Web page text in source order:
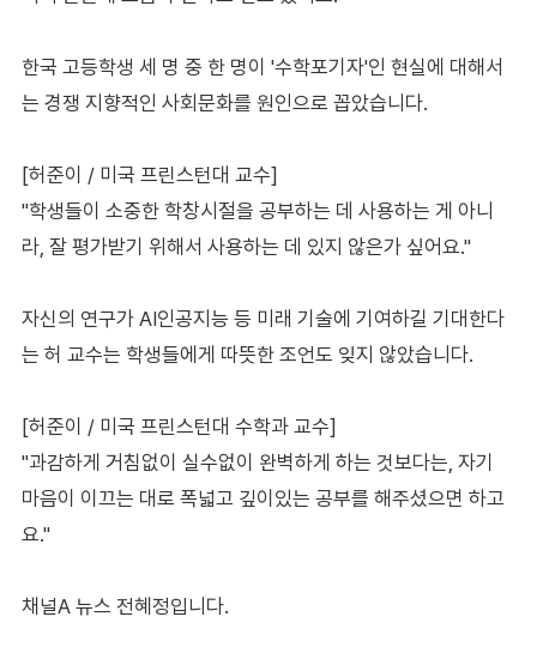
한국 고등학생 세 명 중 한 명이 '수학포기자'인 현실에 대해서
는 경쟁 지향적인 사회문화를 원인으로 꼽았습니다.
[허준이 / 미국 프린스턴대 교수]
"학생들이 소중한 학창시절을 공부하는 데 사용하는 게 아니
라, 잘 평가받기 위해서 사용하는 데 있지 않은가 싶어요."
자신의 연구가 AI인공지능 등 미래 기술에 기여하길 기대한다
는 허 교수는 학생들에게 따뜻한 조언도 잊지 않았습니다.
[허준이 / 미국 프린스턴대 수학과 교수]
"과감하게 거침없이 실수없이 완벽하게 하는 것보다는, 자기
마음이 이끄는 대로 폭넓고 깊이있는 공부를 해주셨으면 하고
요."
채널A 뉴스 전혜정입니다.